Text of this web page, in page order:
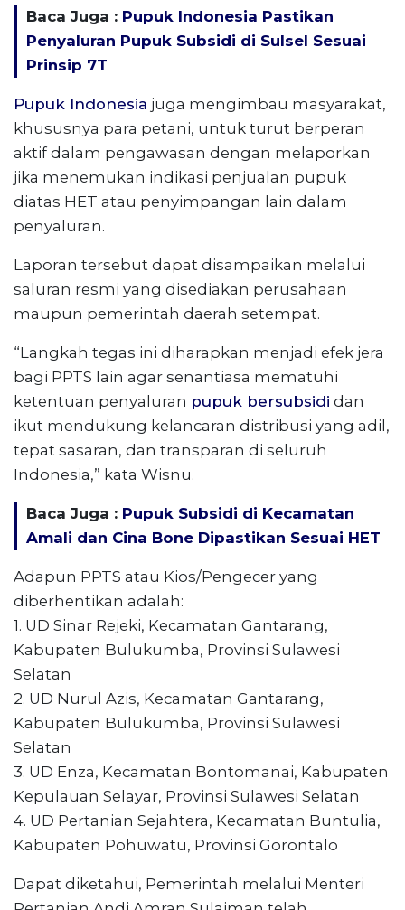
Baca Juga : Pupuk Indonesia Pastikan
Penyaluran Pupuk Subsidi di Sulsel Sesuai
Prinsip 7T
Pupuk Indonesia juga mengimbau masyarakat,
khususnya para petani, untuk turut berperan
aktif dalam pengawasan dengan melaporkan
jika menemukan indikasi penjualan pupuk
diatas HET atau penyimpangan lain dalam
penyaluran.
Laporan tersebut dapat disampaikan melalui
saluran resmi yang disediakan perusahaan
maupun pemerintah daerah setempat.
“Langkah tegas ini diharapkan menjadi efek jera
bagi PPTS lain agar senantiasa mematuhi
ketentuan penyaluran pupuk bersubsidi dan
ikut mendukung kelancaran distribusi yang adil,
tepat sasaran, dan transparan di seluruh
Indonesia,” kata Wisnu.
Baca Juga : Pupuk Subsidi di Kecamatan
Amali dan Cina Bone Dipastikan Sesuai HET
Adapun PPTS atau Kios/Pengecer yang
diberhentikan adalah:
1. UD Sinar Rejeki, Kecamatan Gantarang,
Kabupaten Bulukumba, Provinsi Sulawesi
Selatan
2. UD Nurul Azis, Kecamatan Gantarang,
Kabupaten Bulukumba, Provinsi Sulawesi
Selatan
3. UD Enza, Kecamatan Bontomanai, Kabupaten
Kepulauan Selayar, Provinsi Sulawesi Selatan
4. UD Pertanian Sejahtera, Kecamatan Buntulia,
Kabupaten Pohuwatu, Provinsi Gorontalo
Dapat diketahui, Pemerintah melalui Menteri